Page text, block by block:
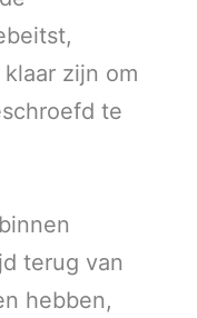
zijn om
te
terug van
hebben,